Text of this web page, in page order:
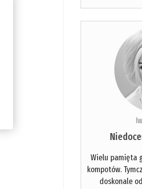
Wielu pamięta
kompotów.
doskonale